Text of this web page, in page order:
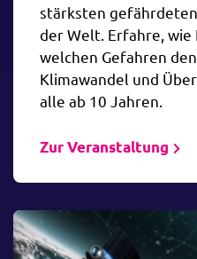
stärksten
der Welt. Erfahre,
welchen Gefahren
Klimawandel und
alle ab 10 Jahren.
Zur Veranstaltung